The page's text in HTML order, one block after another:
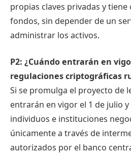
propias claves privadas y
fondos, sin depender de un
administrar los activos.
P2: ¿Cuándo entrarán en
regulaciones criptográficas
Si se promulga el proyecto de
entrarán en vigor el 1 de julio
individuos e instituciones
únicamente a través de
autorizados por el banco